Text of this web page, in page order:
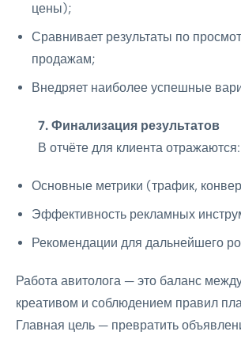
цены);
Сравнивает результаты по
продажам;
Внедряет наиболее успешные
7. Финализация результатов
В отчёте для клиента отражаются:
Основные метрики (трафик,
Эффективность рекламных
Рекомендации для дальнейшего
Работа авитолога — это баланс
креативом и соблюдением правил
Главная цель — превратить